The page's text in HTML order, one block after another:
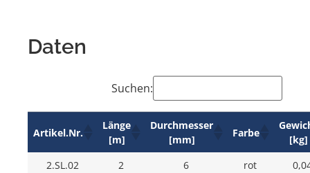
Daten
Suchen:
Artikel.Nr.
Länge
[m]
Durchmesser
[mm]
Farbe
[kg]
2.SL.02
2 6 rot